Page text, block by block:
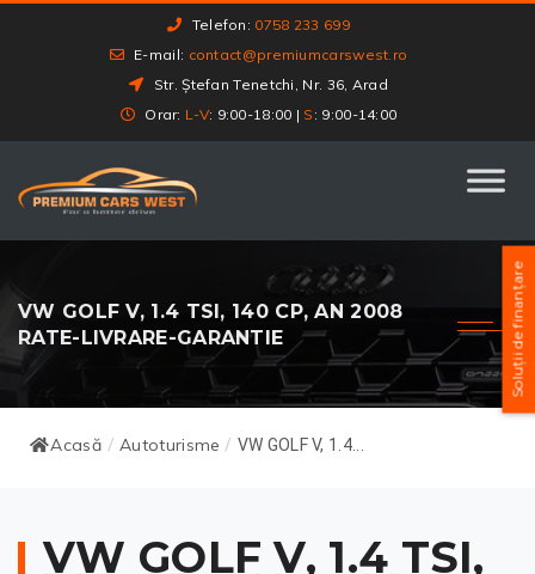
Telefon: 0758 233 699
E-mail: contact@premiumcarswest.ro
Str. Ștefan Tenetchi, Nr. 36, Arad
Orar: L-V: 9:00-18:00 | S : 9:00-14:00
VW GOLF V, 1.4 TSI, 140 CP, AN 2008
RATE-LIVRARE-GARANTIE
Acasă / Autoturisme / VW GOLF V, 1.4...
VW GOLF V, 1.4 TSI,
Soluții de finanțare